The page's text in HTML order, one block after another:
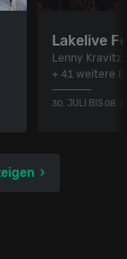
Lakelive
Lenny Kravitz
+ 41 weitere
30. JULI BIS 08.